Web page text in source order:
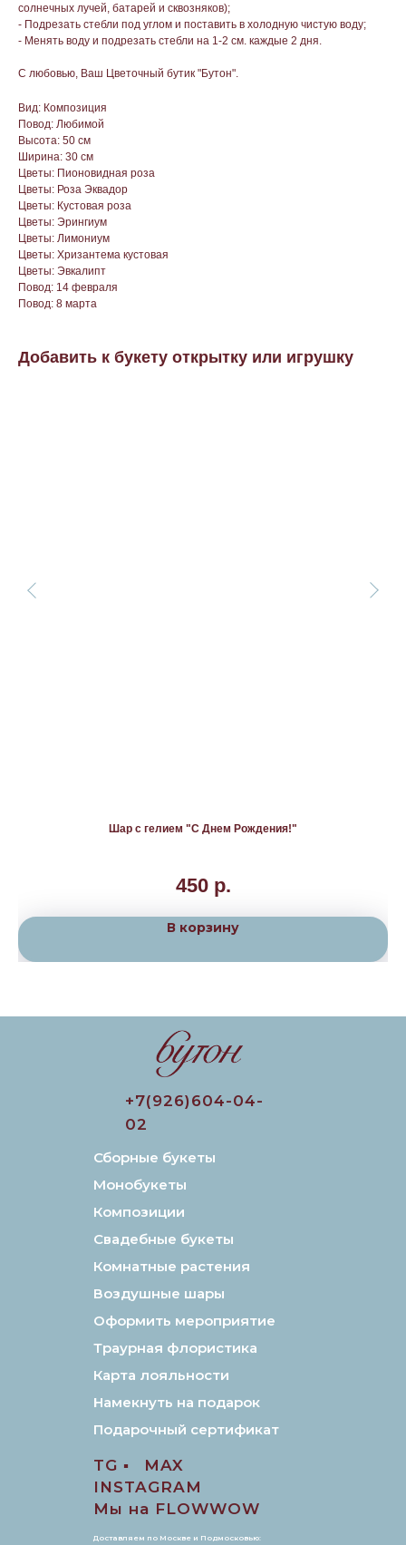
солнечных лучей, батарей и сквозняков);
- Подрезать стебли под углом и поставить в холодную чистую воду;
- Менять воду и подрезать стебли на 1-2 см. каждые 2 дня.
С любовью, Ваш Цветочный бутик "Бутон".
Вид: Композиция
Повод: Любимой
Высота: 50 см
Ширина: 30 см
Цветы: Пионовидная роза
Цветы: Роза Эквадор
Цветы: Кустовая роза
Цветы: Эрингиум
Цветы: Лимониум
Цветы: Хризантема кустовая
Цветы: Эвкалипт
Повод: 14 февраля
Повод: 8 марта
Добавить к букету открытку или игрушку
Шар с гелием "С Днем Рождения!"
450 р.
В корзину
Доставляем по Москве и Подмосковью:
Свадебные букеты
Композиции
Монобукеты
Сборные букеты
Комнатные растения
Воздушные шары
Траурная флористика
Оформить мероприятие
Подарочный сертификат
Намекнуть на подарок
Карта лояльности
+7(926)604-04-
02
TG ▪️
Мы на FLOWWOW
INSTAGRAM
MAX